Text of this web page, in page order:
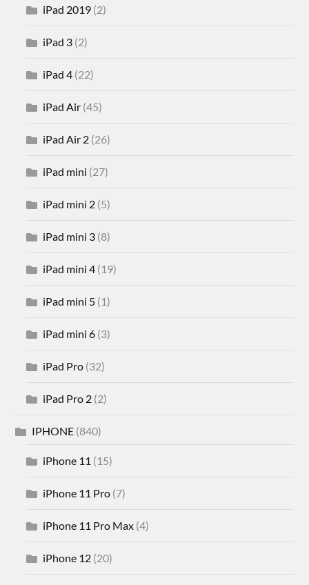
iPad 2019 (2)
iPad 3 (2)
iPad 4 (22)
iPad Air (45)
iPad Air 2 (26)
iPad mini (27)
iPad mini 2 (5)
iPad mini 3 (8)
iPad mini 4 (19)
iPad mini 5 (1)
iPad mini 6 (3)
iPad Pro (32)
iPad Pro 2 (2)
IPHONE (840)
iPhone 11 (15)
iPhone 11 Pro (7)
iPhone 11 Pro Max (4)
iPhone 12 (20)